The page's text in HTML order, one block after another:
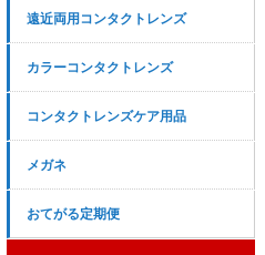
遠近両用コンタクトレンズ
カラーコンタクトレンズ
コンタクトレンズケア用品
メガネ
おてがる定期便